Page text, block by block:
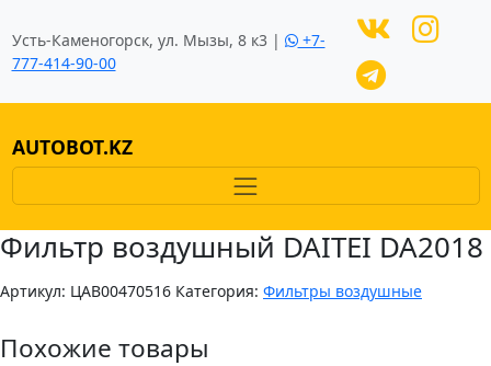
Усть-Каменогорск, ул. Мызы, 8 к3 |
+7-
777-414-90-00
AUTOBOT.KZ
Фильтр воздушный DAITEI DA2018
Артикул: ЦAB00470516 Категория: Фильтры воздушные
Похожие товары